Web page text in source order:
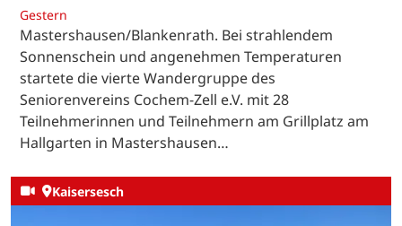
Gestern
Mastershausen/Blankenrath. Bei strahlendem
Sonnenschein und angenehmen Temperaturen
startete die vierte Wandergruppe des
Seniorenvereins Cochem-Zell e.V. mit 28
Teilnehmerinnen und Teilnehmern am Grillplatz am
Hallgarten in Mastershausen…
Kaisersesch